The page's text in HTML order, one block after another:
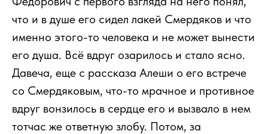
что и в душе его сидел лакей Смердяков и что
именно этого-то человека и не может вынести
его душа. Всё вдруг озарилось и стало ясно.
Давеча, еще с рассказа Алеши о его встрече
со Смердяковым, что-то мрачное и противное
вдруг вонзилось в сердце его и вызвало в нем
тотчас же ответную злобу. Потом, за